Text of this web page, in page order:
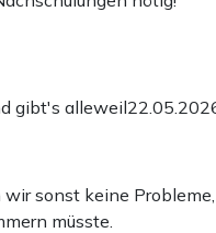
gibt's alleweil
wir sonst keine
müsste.